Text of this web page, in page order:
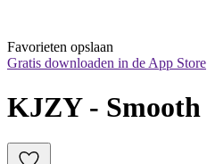
Favorieten opslaan
Gratis downloaden in de App Store